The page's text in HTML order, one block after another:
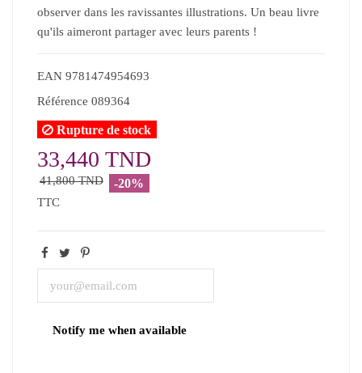
observer dans les ravissantes illustrations. Un beau livre
qu'ils aimeront partager avec leurs parents !
EAN 9781474954693
Référence 089364
Rupture de stock
33,440 TND
41,800 TND -20%
TTC